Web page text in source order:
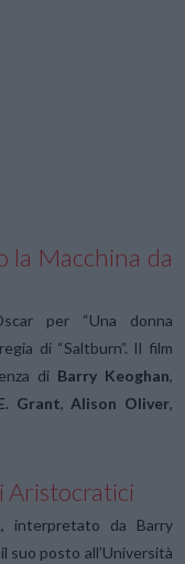
la Macchina da
per “Una donna
di “Saltburn”. Il film
di Barry Keoghan,
Grant, Alison Oliver,
Aristocratici
interpretato da Barry
suo posto all’Università